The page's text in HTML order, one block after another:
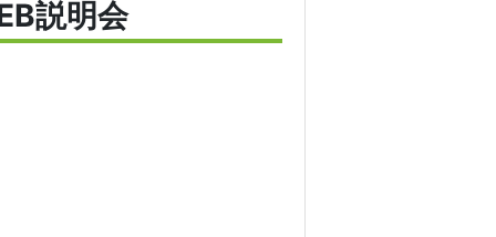
説明会